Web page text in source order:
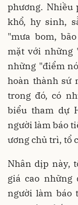
phương. Nhiều
khổ, hy sinh,
"mưa bom,
mặt với những
những "điểm
hoàn thành sứ
trong đó, có
biểu tham dự
người làm báo
ương chủ trì, tổ
Nhân dịp này,
giá cao những
người làm báo